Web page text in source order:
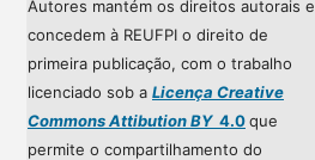
Autores mantém os direitos autorais e
concedem à REUFPI o direito de
primeira publicação, com o trabalho
licenciado sob a Licença Creative
Commons Attibution BY4.0que
permite o compartilhamento do